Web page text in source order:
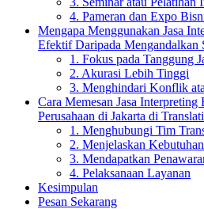
4. Pameran dan Expo
Mengapa Menggunakan Jasa
Efektif Daripada Mengandalkan
1. Fokus pada Tanggung
2. Akurasi Lebih Tinggi
3. Menghindari Konflik
Cara Memesan Jasa
Perusahaan di Jakarta di
1. Menghubungi Tim
2. Menjelaskan
3. Mendapatkan
4. Pelaksanaan Layanan
Kesimpulan
Pesan Sekarang